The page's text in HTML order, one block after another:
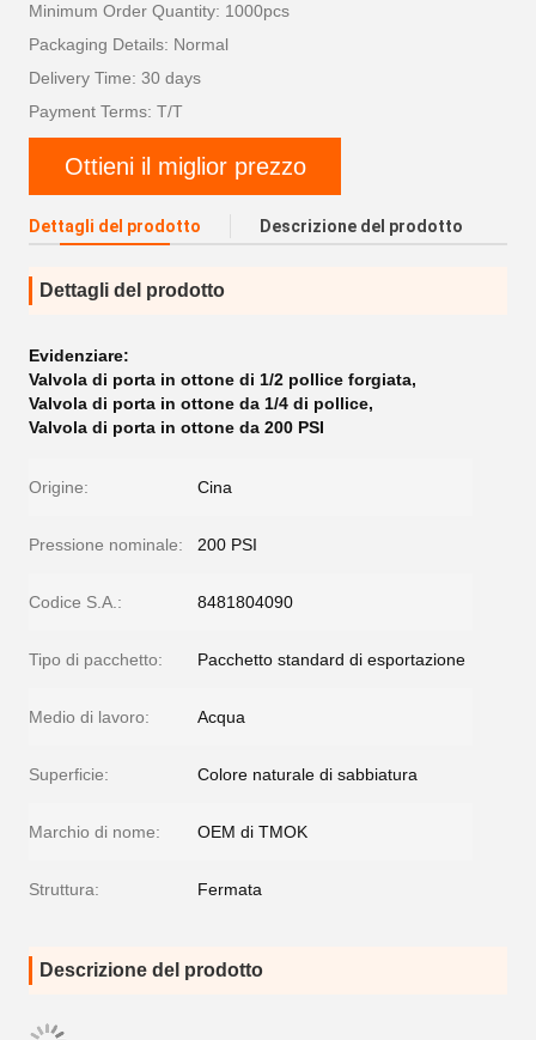
Minimum Order Quantity: 1000pcs
Packaging Details: Normal
Delivery Time: 30 days
Payment Terms: T/T
Ottieni il miglior prezzo
Dettagli del prodotto Descrizione del prodotto
Dettagli del prodotto
Evidenziare:
Valvola di porta in ottone di 1/2 pollice forgiata,
Valvola di porta in ottone da 1/4 di pollice,
Valvola di porta in ottone da 200 PSI
Origine: Cina
Pressione nominale: 200 PSI
Codice S.A.: 8481804090
Tipo di pacchetto: Pacchetto standard di esportazione
Medio di lavoro: Acqua
Superficie: Colore naturale di sabbiatura
Marchio di nome: OEM di TMOK
Struttura: Fermata
Descrizione del prodotto